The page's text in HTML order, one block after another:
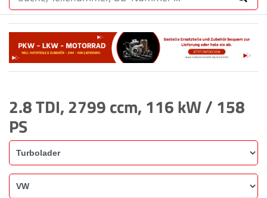
2.8 TDI, 2799 ccm, 116 kW / 158
PS